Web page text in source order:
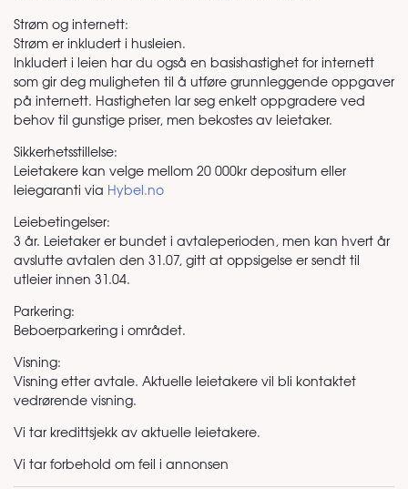
Strøm og internett:
Strøm er inkludert i husleien.
Inkludert i leien har du også en basishastighet for internett
som gir deg muligheten til å utføre grunnleggende oppgaver
på internett. Hastigheten lar seg enkelt oppgradere ved
behov til gunstige priser, men bekostes av leietaker.
Sikkerhetsstillelse:
Leietakere kan velge mellom 20 000kr depositum eller
leiegaranti via Hybel.no
Leiebetingelser:
3 år. Leietaker er bundet i avtaleperioden, men kan hvert år
avslutte avtalen den 31.07, gitt at oppsigelse er sendt til
utleier innen 31.04.
Parkering:
Beboerparkering i området.
Visning:
Visning etter avtale. Aktuelle leietakere vil bli kontaktet
vedrørende visning.
Vi tar kredittsjekk av aktuelle leietakere.
Vi tar forbehold om feil i annonsen